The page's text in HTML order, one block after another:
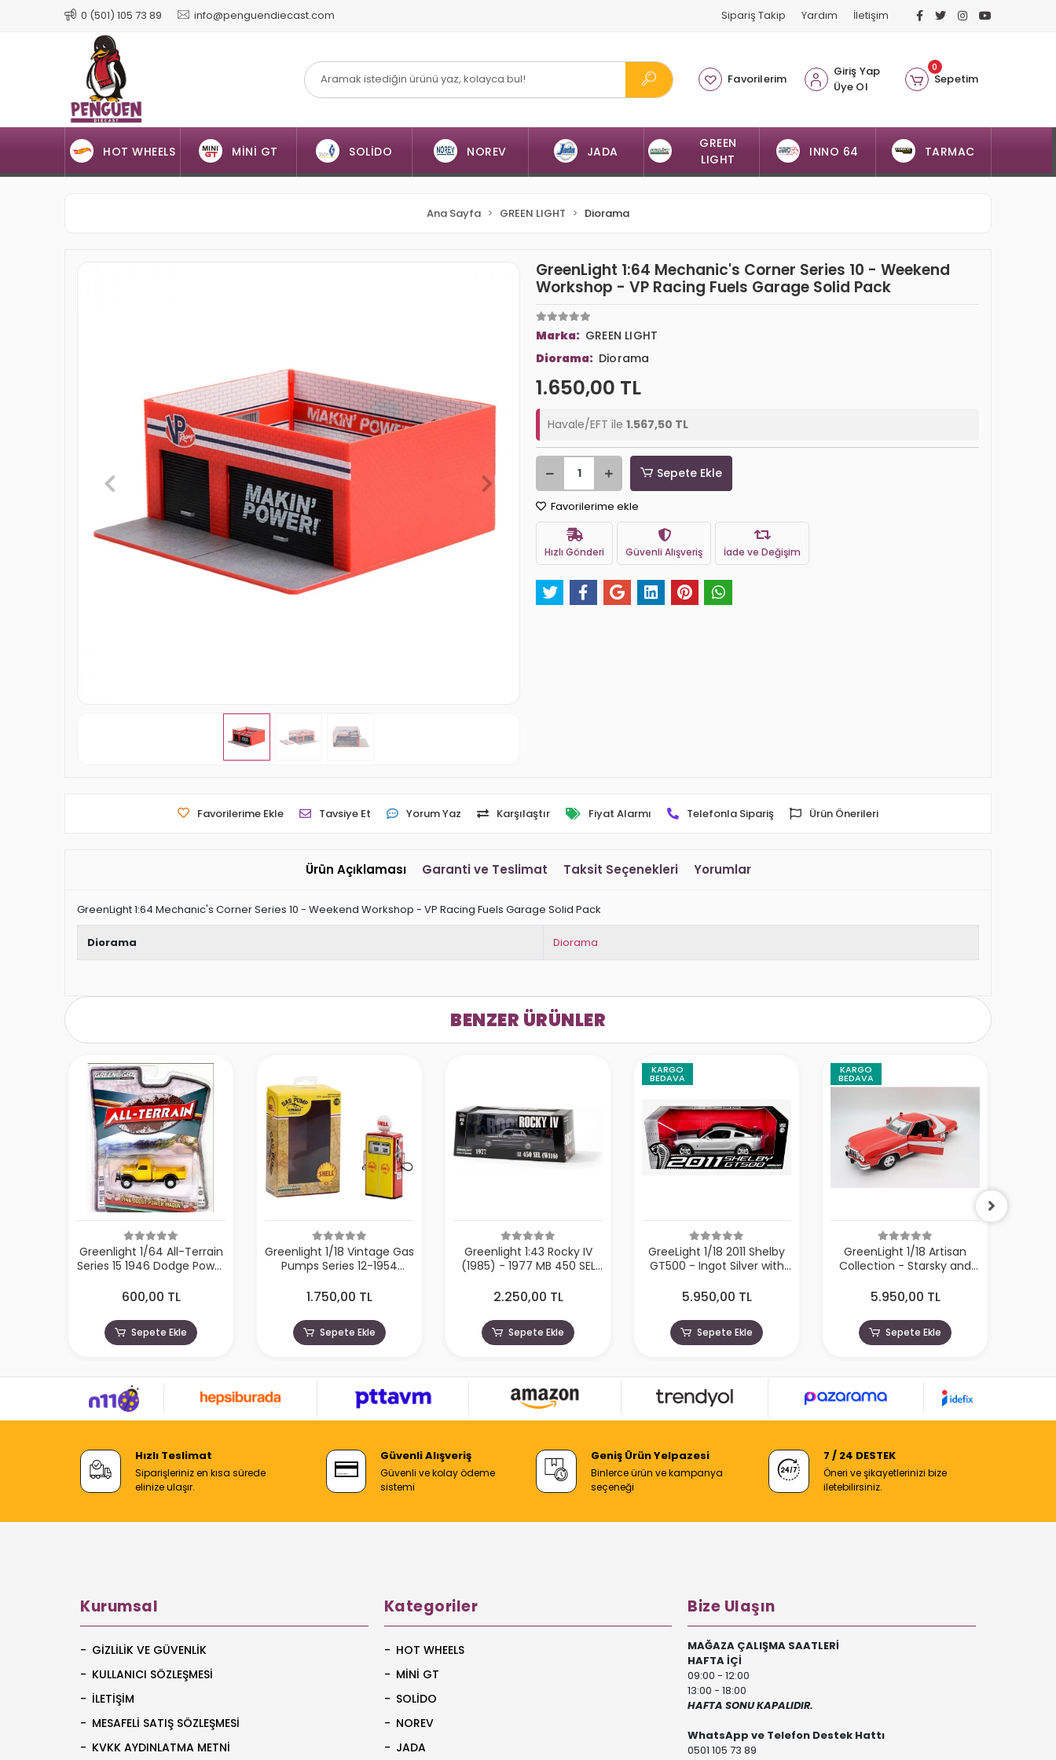
0 (501) 105 73 89 info@penguendiecast.com Sipariş Takip Yardım İletişim
Favorilerim
Giriş Yap
Üye Ol
0
Sepetim
HOT WHEELS MİNİ GT SOLİDO NOREV JADA
GREEN
LIGHT
INNO 64 TARMAC
Ana Sayfa GREEN LIGHT Diorama
GreenLight 1:64 Mechanic's Corner Series 10 - Weekend
Workshop - VP Racing Fuels Garage Solid Pack
Marka: GREEN LIGHT
Diorama: Diorama
1.650,00 TL
Havale/EFT ile 1.567,50 TL
Sepete Ekle
Favorilerime ekle
Hızlı Gönderi Güvenli Alışveriş İade ve Değişim
Favorilerime Ekle Tavsiye Et Yorum Yaz Karşılaştır Fiyat Alarmı Telefonla Sipariş Ürün Önerileri
Ürün Açıklaması Garanti ve Teslimat Taksit Seçenekleri Yorumlar
GreenLight 1:64 Mechanic's Corner Series 10 - Weekend Workshop - VP Racing Fuels Garage Solid Pack
Diorama Diorama
BENZER ÜRÜNLER
Greenlight 1/64 All-Terrain
Series 15 1946 Dodge Power
600,00 TL
Sepete Ekle
Greenlight 1/18 Vintage Gas
Pumps Series 12-1954
Pump Shell Oil
1.750,00 TL
Sepete Ekle
Greenlight 1:43 Rocky IV
(1985) - 1977 MB 450 SEL
2.250,00 TL
Sepete Ekle
KARGO
BEDAVA
GreeLight 1/18 2011 Shelby
GT500 - Ingot Silver with
5.950,00 TL
Sepete Ekle
KARGO
BEDAVA
GreenLight 1/18 Artisan
Collection - Starsky and
- 1976 Ford Gran Torino
5.950,00 TL
Sepete Ekle
Hızlı Teslimat
Siparişleriniz en kısa sürede
elinize ulaşır.
Güvenli Alışveriş
Güvenli ve kolay ödeme
sistemi
Geniş Ürün Yelpazesi
Binlerce ürün ve kampanya
seçeneği
7 / 24 DESTEK
Öneri ve şikayetlerinizi bize
iletebilirsiniz.
Kurumsal
GIZLILIK VE GÜVENLIK
KULLANICI SÖZLEŞMESI
İLETIŞIM
MESAFELI SATIŞ SÖZLEŞMESI
KVKK AYDINLATMA METNI
Kategoriler
HOT WHEELS
MİNİ GT
SOLİDO
NOREV
JADA
Bize Ulaşın
MAĞAZA ÇALIŞMA SAATLERİ
HAFTA İÇİ
09:00 - 12:00
13:00 - 18:00
HAFTA SONU KAPALIDIR.
WhatsApp ve Telefon Destek Hattı
0501 105 73 89